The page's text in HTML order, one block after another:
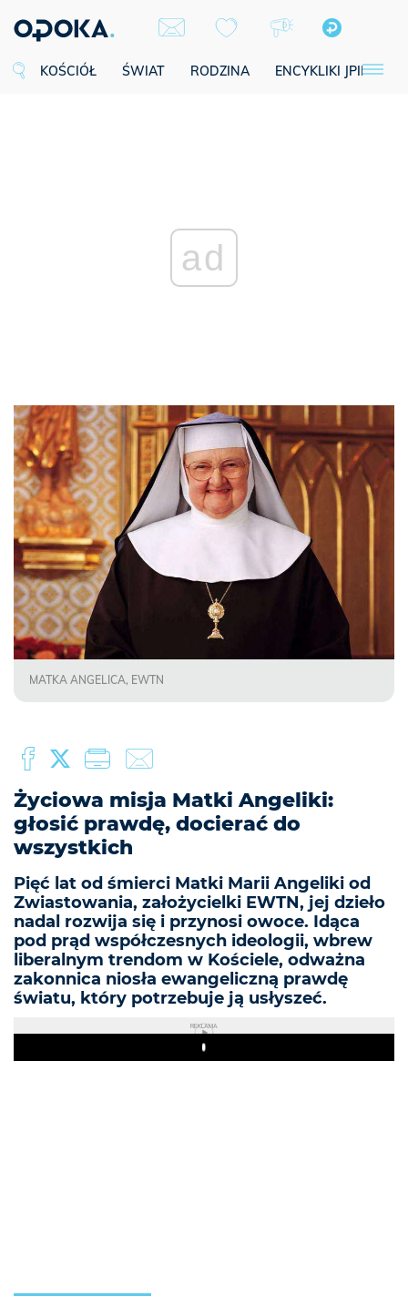
KOŚCIÓŁ ŚWIAT RODZINA ENCYKLIKI JPII
ad
MATKA ANGELICA, EWTN
Życiowa misja Matki Angeliki:
głosić prawdę, docierać do
wszystkich
Pięć lat od śmierci Matki Marii Angeliki od
Zwiastowania, założycielki EWTN, jej dzieło
nadal rozwija się i przynosi owoce. Idąca
pod prąd współczesnych ideologii, wbrew
liberalnym trendom w Kościele, odważna
zakonnica niosła ewangeliczną prawdę
światu, który potrzebuje ją usłyszeć.
REKLAMA
Play